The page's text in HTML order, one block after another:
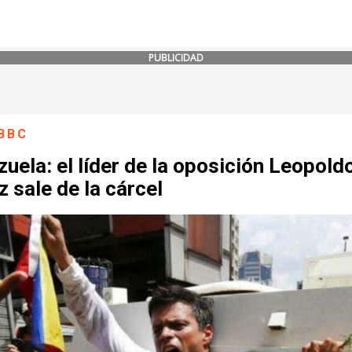
PUBLICIDAD
el líder de la oposición
sale de la cárcel